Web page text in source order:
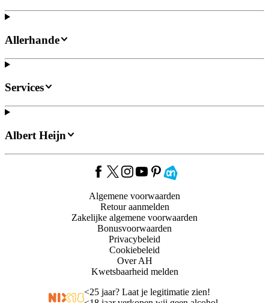
Allerhande
Services
Albert Heijn
Algemene voorwaarden
Retour aanmelden
Zakelijke algemene voorwaarden
Bonusvoorwaarden
Privacybeleid
Cookiebeleid
Over AH
Kwetsbaarheid melden
<25 jaar? Laat je legitimatie zien!